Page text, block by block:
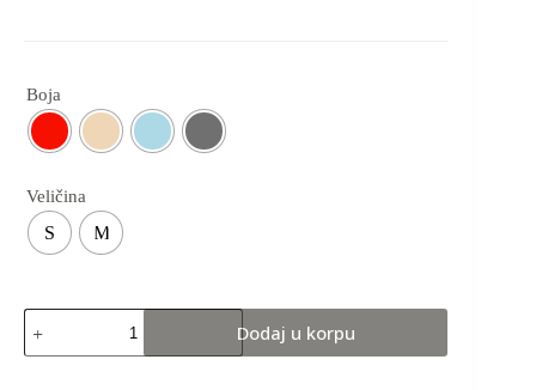
Boja
Veličina
S M
Dodaj u korpu